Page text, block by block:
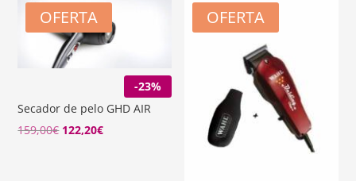
es:
178,20€.
OFERTA
-23%
Secador de pelo GHD AIR
159,00€ El
122,20€El
OFERTA